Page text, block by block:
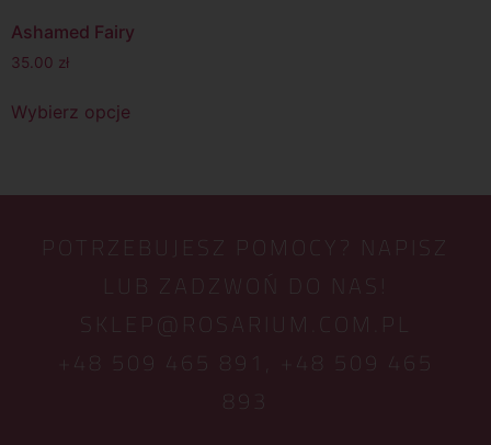
Ashamed Fairy
35.00 zł
Wybierz opcje
POTRZEBUJESZ POMOCY? NAPISZ
LUB ZADZWOŃ DO NAS!
SKLEP@ROSARIUM.COM.PL
+48 509 465 891,
+48 509 465
893